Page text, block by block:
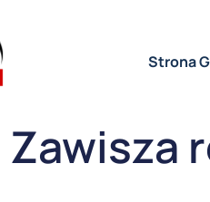
Strona
Zawisza